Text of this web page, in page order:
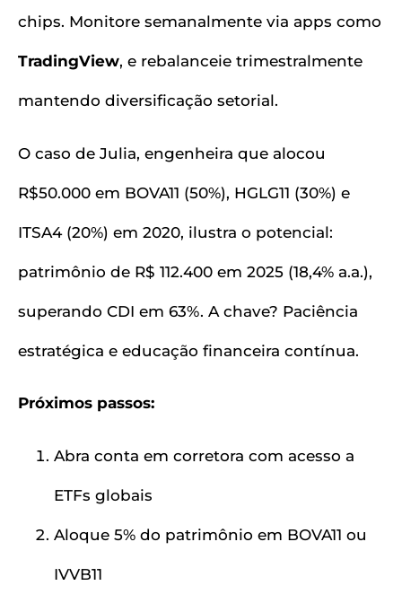
chips. Monitore semanalmente via apps como
TradingView, e rebalanceie trimestralmente
mantendo diversificação setorial.
O caso de Julia, engenheira que alocou
R$50.000 em BOVA11 (50%), HGLG11 (30%) e
ITSA4 (20%) em 2020, ilustra o potencial:
patrimônio de R$ 112.400 em 2025 (18,4% a.a.),
superando CDI em 63%. A chave? Paciência
estratégica e educação financeira contínua.
Próximos passos:
Abra conta em corretora com acesso a
ETFs globais
Aloque 5% do patrimônio em BOVA11 ou
IVVB11